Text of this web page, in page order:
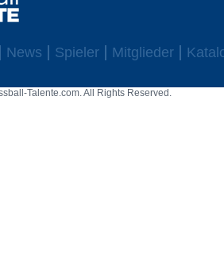
News Spieler Mitglieder
Talente.com. All Rights Reserved.